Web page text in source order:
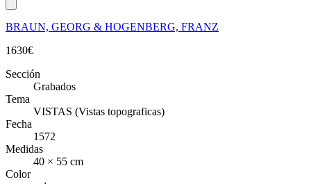
BRAUN, GEORG & HOGENBERG, FRANZ
1630€
Sección
Grabados
Tema
VISTAS (Vistas topograficas)
Fecha
1572
Medidas
40 × 55 cm
Color